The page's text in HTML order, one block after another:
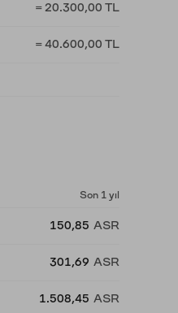
= 20.300,00 TL
= 40.600,00 TL
Son 1 yıl
150,85 ASR
301,69 ASR
1.508,45 ASR